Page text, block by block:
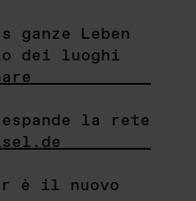
ganze Leben
dei luoghi
espande la rete
è il nuovo